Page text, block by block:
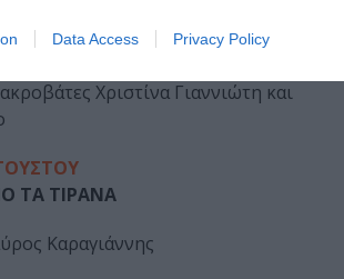
Data Access Privacy Policy
Μήτσιου, Σάββας Τραπεζάνογλου,
Χριστίνα Γιαννιώτη και
ΤΑ ΤΙΡΑΝΑ
Καραγιάννης